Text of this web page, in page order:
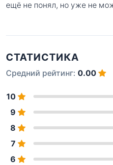
ещё не понял, но уже не
СТАТИСТИКА
Средний рейтинг: 0.00
10
9
8
7
6